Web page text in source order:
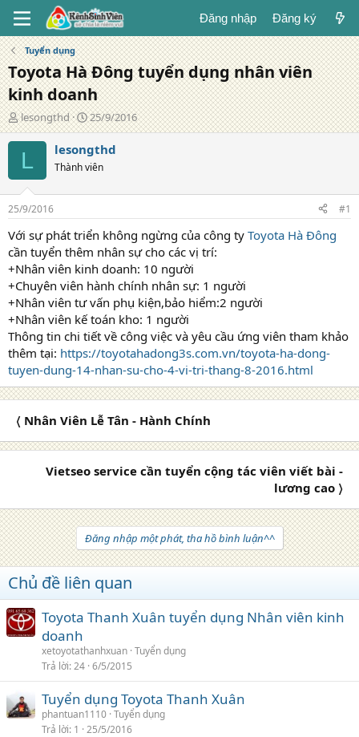
Đăng nhập Đăng ký
Tuyển dụng
Toyota Hà Đông tuyển dụng nhân viên
kinh doanh
T
á
c
ả
lesongthd
N
g
à
y
đ
g
25/9/2016
L lesongthd
Thành viên
25/9/2016 #1
Với sự phát triển không ngừng của công ty Toyota Hà Đông
cần tuyển thêm nhân sự cho các vị trí:
+Nhân viên kinh doanh: 10 người
+Chuyên viên hành chính nhân sự: 1 người
+Nhân viên tư vấn phụ kiện,bảo hiểm:2 người
+Nhân viên kế toán kho: 1 người
Thông tin chi tiết về công việc và yêu cầu ứng viên tham khảo
thêm tại: https://toyotahadong3s.com.vn/toyota-ha-dong-
tuyen-dung-14-nhan-su-cho-4-vi-tri-thang-8-2016.html
〈 Nhân Viên Lễ Tân - Hành Chính
Vietseo service cần tuyển cộng tác viên viết bài -
lương cao 〉
Đăng nhập một phát, tha hồ bình luận^^
Chủ đề liên quan
Toyota Thanh Xuân tuyển dụng Nhân viên kinh
doanh
xetoyotathanhxuan Tuyển dụng
Trả lời 24 6/5/2015
Tuyển dụng Toyota Thanh Xuân
phantuan1110 Tuyển dụng
Trả lời 1 25/5/2016